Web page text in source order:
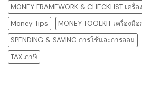
MONEY FRAMEWORK & CHECKLIST เค
Money Tips
MONEY TOOLKIT เครื่องมื
SPENDING & SAVING การใช้และการออม
TAX ภาษี